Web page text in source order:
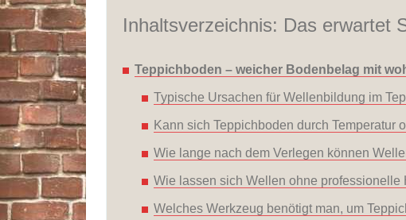
Inhaltsverzeichnis: Das erwartet
Teppichboden – weicher Bodenbelag mit
Typische Ursachen für Wellenbildung im
Kann sich Teppichboden durch Temperatur
Wie lange nach dem Verlegen können
Wie lassen sich Wellen ohne professionelle
Welches Werkzeug benötigt man, um